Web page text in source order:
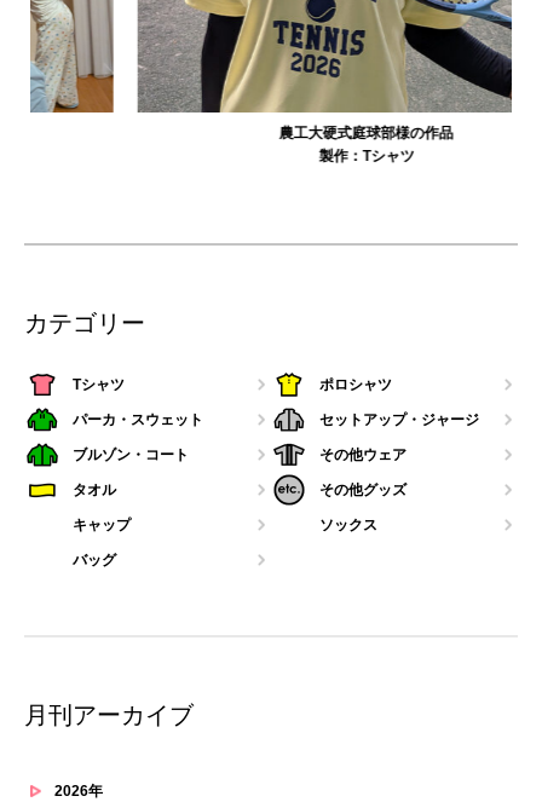
農工大硬式庭球部様の作品
Tシャツ
カテゴリー
Tシャツ ポロシャツ
パーカ・スウェット セットアップ・ジャージ
ブルゾン・コート その他ウェア
タオル その他グッズ
キャップ ソックス
バッグ
月刊アーカイブ
2026年